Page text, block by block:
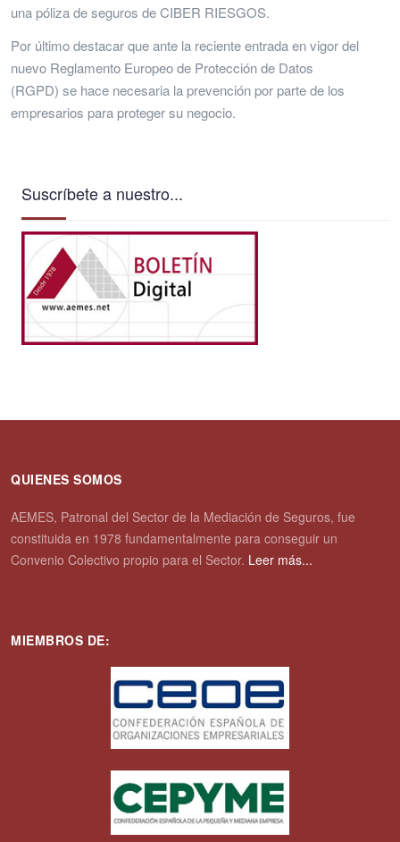
una póliza de seguros de CIBER RIESGOS.
Por último destacar que ante la reciente entrada en vigor del
nuevo Reglamento Europeo de Protección de Datos
(RGPD) se hace necesaria la prevención por parte de los
empresarios para proteger su negocio.
Suscríbete a nuestro...
QUIENES SOMOS
AEMES, Patronal del Sector de la Mediación de Seguros, fue
constituida en 1978 fundamentalmente para conseguir un
Convenio Colectivo propio para el Sector. Leer más...
MIEMBROS DE: